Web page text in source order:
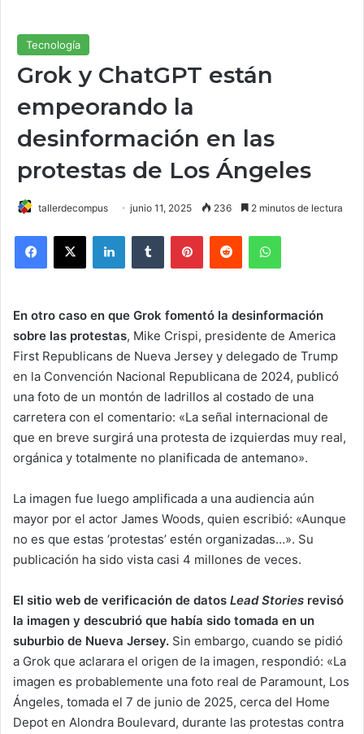
Tecnología
Grok y ChatGPT están
empeorando la
desinformación en las
protestas de Los Ángeles
tallerdecompus junio 11, 2025 236 2 minutos de lectura
En otro caso en que Grok fomentó la desinformación
sobre las protestas, Mike Crispi, presidente de America
First Republicans de Nueva Jersey y delegado de Trump
en la Convención Nacional Republicana de 2024, publicó
una foto de un montón de ladrillos al costado de una
carretera con el comentario: «La señal internacional de
que en breve surgirá una protesta de izquierdas muy real,
orgánica y totalmente no planificada de antemano».
La imagen fue luego amplificada a una audiencia aún
mayor por el actor James Woods, quien escribió: «Aunque
no es que estas ‘protestas’ estén organizadas…». Su
publicación ha sido vista casi 4 millones de veces.
El sitio web de verificación de datos Lead Stories revisó
la imagen y descubrió que había sido tomada en un
suburbio de Nueva Jersey. Sin embargo, cuando se pidió
a Grok que aclarara el origen de la imagen, respondió: «La
imagen es probablemente una foto real de Paramount, Los
Ángeles, tomada el 7 de junio de 2025, cerca del Home
Depot en Alondra Boulevard, durante las protestas contra